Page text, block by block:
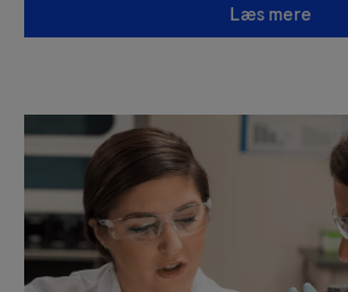
Læs mere